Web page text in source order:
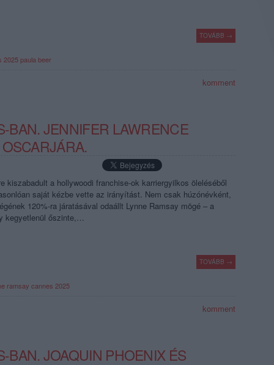
TOVÁBB →
2025 paula beer
komment
BAN. JENNIFER LAWRENCE
kiszabadult a hollywoodi franchise-ok karriergyilkos öleléséből
saját kézbe vette az irányítást. Nem csak húzónévként,
120%-ra járatásával odaállt Lynne Ramsay mögé – a
kegyetlenül őszinte,…
TOVÁBB →
ramsay cannes 2025
komment
BAN. JOAQUIN PHOENIX ÉS